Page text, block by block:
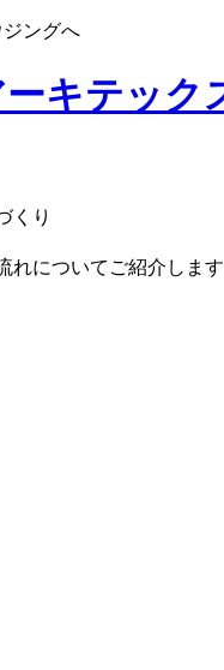
ングへ
くり
れについてご紹介します